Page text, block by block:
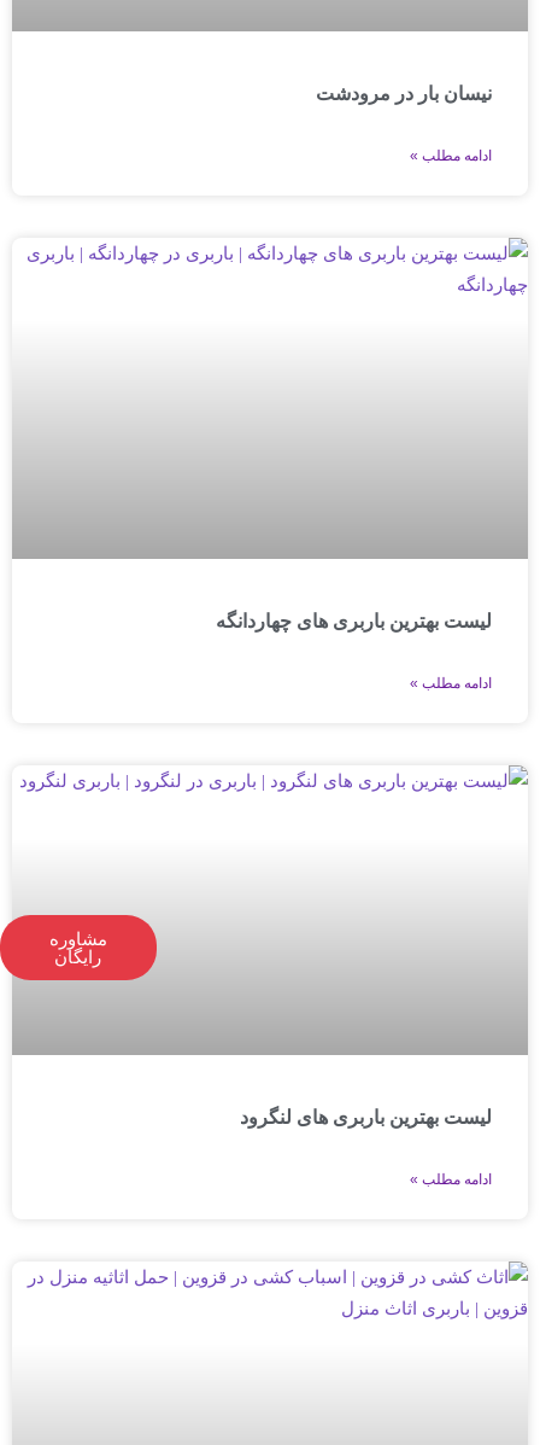
نیسان بار در مرودشت
ادامه مطلب »
لیست بهترین باربری های چهاردانگه
ادامه مطلب »
لیست بهترین باربری های لنگرود
ادامه مطلب »
مشاوره
رایگان